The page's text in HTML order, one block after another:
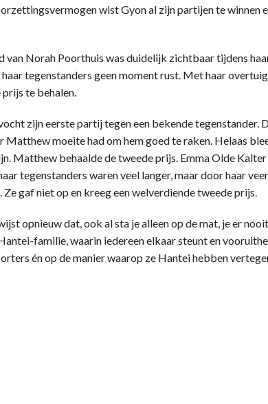
wist Gyon al zijn partijen te winnen
van Norah Poorthuis was duidelijk zichtbaar tijdens
haar tegenstanders geen moment rust. Met haar
te behalen.
zijn eerste partij tegen een bekende tegenstander.
Matthew moeite had om hem goed te raken. Helaas
Matthew behaalde de tweede prijs. Emma Olde
tegenstanders waren veel langer, maar door haar
Ze gaf niet op en kreeg een welverdiende tweede prijs.
opnieuw dat, ook al sta je alleen op de mat, je er
familie, waarin iedereen elkaar steunt en
én op de manier waarop ze Hantei hebben